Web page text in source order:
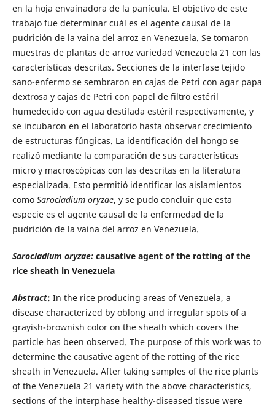
en la hoja envainadora de la panícula. El objetivo de este
trabajo fue determinar cuál es el agente causal de la
pudrición de la vaina del arroz en Venezuela. Se tomaron
muestras de plantas de arroz variedad Venezuela 21 con las
características descritas. Secciones de la interfase tejido
sano-enfermo se sembraron en cajas de Petri con agar papa
dextrosa y cajas de Petri con papel de filtro estéril
humedecido con agua destilada estéril respectivamente, y
se incubaron en el laboratorio hasta observar crecimiento
de estructuras fúngicas. La identificación del hongo se
realizó mediante la comparación de sus características
micro y macroscópicas con las descritas en la literatura
especializada. Esto permitió identificar los aislamientos
como Sarocladium oryzae, y se pudo concluir que esta
especie es el agente causal de la enfermedad de la
pudrición de la vaina del arroz en Venezuela.
Sarocladium oryzae:causative agent of the rotting of the
rice sheath in Venezuela
Abstract: In the rice producing areas of Venezuela, a
disease characterized by oblong and irregular spots of a
grayish-brownish color on the sheath which covers the
particle has been observed. The purpose of this work was to
determine the causative agent of the rotting of the rice
sheath in Venezuela. After taking samples of the rice plants
of the Venezuela 21 variety with the above characteristics,
sections of the interphase healthy-diseased tissue were